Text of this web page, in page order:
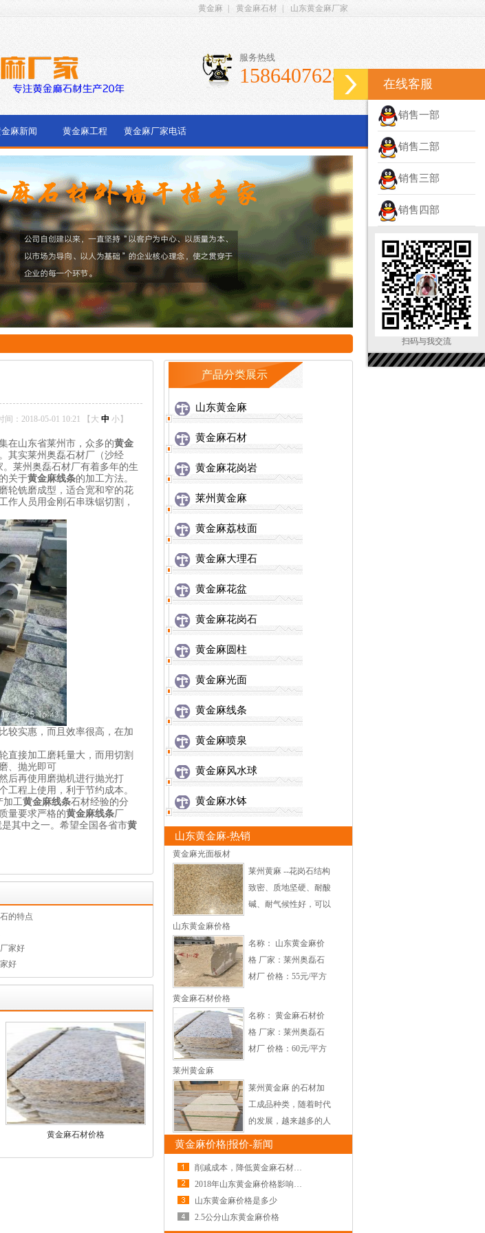
黄金麻 黄金麻石材 山东黄金麻厂家
服务热线
15864076286
麻新闻 黄金麻工程 黄金麻厂家电话
间：2018-05-01 10:21 【 大 中 小】
在山东省莱州市，众多的黄金
其实莱州奥磊石材厂（沙经
。莱州奥磊石材厂有着多年的生
关于黄金麻线条的加工方法。
轮铣磨成型，适合宽和窄的花
作人员用金刚石串珠锯切割，
较实惠，而且效率很高，在加
直接加工磨耗量大，而用切割
、抛光即可
后再使用磨抛机进行抛光打
工程上使用，利于节约成本。
加工黄金麻线条石材经验的分
量要求严格的黄金麻线条厂
其中之一。希望全国各省市黄
的特点
家好
好
黄金麻石材价格
产品分类展示
山东黄金麻
黄金麻石材
黄金麻花岗岩
莱州黄金麻
黄金麻荔枝面
黄金麻大理石
黄金麻花盆
黄金麻花岗石
黄金麻圆柱
黄金麻光面
黄金麻线条
黄金麻喷泉
黄金麻风水球
黄金麻水钵
山东黄金麻-热销
黄金麻光面板材
莱州黄麻 --花岗石结构
致密、质地坚硬、耐酸
碱、耐气候性好，可以
岩的特性优点还包括高
承载性，抗压能力及很
好的研磨延展性，很容
山东黄金麻价格
名称： 山东黄金麻价
格 厂家：莱州奥磊石
材厂 价格：55元/平方
方式： 适用范围：适
用于石材幕墙，外墙干
挂，道路厂区，小区园
黄金麻石材价格
名称： 黄金麻石材价
格 厂家：莱州奥磊石
材厂 价格：60元/平方
色：浅黄，中黄，深
黄，大花，中花，小花
加工方式：荔枝面，火
适用范
莱州黄金麻
莱州黄金麻 的石材加
工成品种类，随着时代
的发展，越来越多的人
喜爱莱州黄金麻石材，
更多的人选择莱州黄金
麻石材的各种成品如，
铺地石，条纹石，磨砂
亚光石等，很多的全国
黄金麻价格|报价-新闻
削减成本，降低黄金麻石材价格
2018年山东黄金麻价格影响因素
山东黄金麻价格是多少
2.5公分山东黄金麻价格
在线客服
销售一部
销售二部
销售三部
销售四部
扫码与我交流